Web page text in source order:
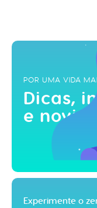
POR UMA VIDA
Dicas,
e
Experimente o